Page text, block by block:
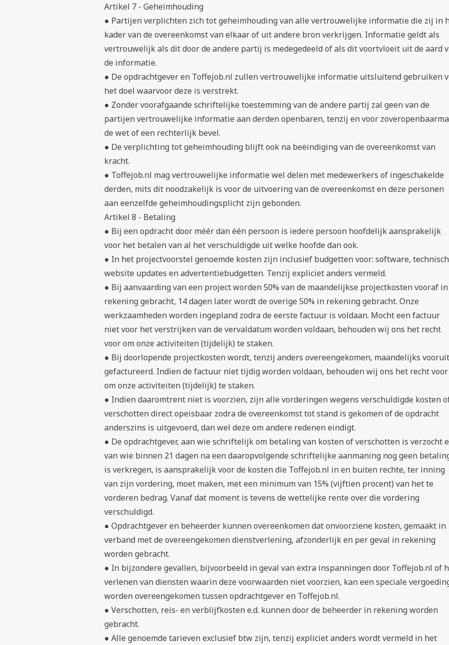
Artikel 7 - Geheimhouding
● Partijen verplichten zich tot geheimhouding van alle vertrouwelijke informatie die zij in
kader van de overeenkomst van elkaar of uit andere bron verkrijgen. Informatie geldt als
vertrouwelijk als dit door de andere partij is medegedeeld of als dit voortvloeit uit de aard
de informatie.
● De opdrachtgever en Toffejob.nl zullen vertrouwelijke informatie uitsluitend gebruiken
het doel waarvoor deze is verstrekt.
● Zonder voorafgaande schriftelijke toestemming van de andere partij zal geen van de
partijen vertrouwelijke informatie aan derden openbaren, tenzij en voor
de wet of een rechterlijk bevel.
● De verplichting tot geheimhouding blijft ook na beëindiging van de overeenkomst van
kracht.
● Toffejob.nl mag vertrouwelijke informatie wel delen met medewerkers of ingeschakelde
derden, mits dit noodzakelijk is voor de uitvoering van de overeenkomst en deze personen
aan eenzelfde geheimhoudingsplicht zijn gebonden.
Artikel 8 - Betaling
● Bij een opdracht door méér dan één persoon is iedere persoon hoofdelijk aansprakelijk
voor het betalen van al het verschuldigde uit welke hoofde dan ook.
● In het projectvoorstel genoemde kosten zijn inclusief budgetten voor: software,
website updates en advertentiebudgetten. Tenzij expliciet anders vermeld.
● Bij aanvaarding van een project worden 50% van de maandelijkse projectkosten vooraf in
rekening gebracht, 14 dagen later wordt de overige 50% in rekening gebracht. Onze
werkzaamheden worden ingepland zodra de eerste factuur is voldaan. Mocht een factuur
niet voor het verstrijken van de vervaldatum worden voldaan, behouden wij ons het recht
voor om onze activiteiten (tijdelijk) te staken.
● Bij doorlopende projectkosten wordt, tenzij anders overeengekomen, maandelijks vooruit
gefactureerd. Indien de factuur niet tijdig worden voldaan, behouden wij ons het recht voor
om onze activiteiten (tijdelijk) te staken.
● Indien daaromtrent niet is voorzien, zijn alle vorderingen wegens verschuldigde kosten
verschotten direct opeisbaar zodra de overeenkomst tot stand is gekomen of de opdracht
anderszins is uitgevoerd, dan wel deze om andere redenen eindigt.
● De opdrachtgever, aan wie schriftelijk om betaling van kosten of verschotten is verzocht
van wie binnen 21 dagen na een daaropvolgende schriftelijke aanmaning nog geen
is verkregen, is aansprakelijk voor de kosten die Toffejob.nl in en buiten rechte, ter inning
van zijn vordering, moet maken, met een minimum van 15% (vijftien procent) van het te
vorderen bedrag. Vanaf dat moment is tevens de wettelijke rente over die vordering
verschuldigd.
● Opdrachtgever en beheerder kunnen overeenkomen dat onvoorziene kosten, gemaakt in
verband met de overeengekomen dienstverlening, afzonderlijk en per geval in rekening
worden gebracht.
● In bijzondere gevallen, bijvoorbeeld in geval van extra inspanningen door Toffejob.nl of
verlenen van diensten waarin deze voorwaarden niet voorzien, kan een speciale
worden overeengekomen tussen opdrachtgever en Toffejob.nl.
● Verschotten, reis- en verblijfkosten e.d. kunnen door de beheerder in rekening worden
gebracht.
● Alle genoemde tarieven exclusief btw zijn, tenzij expliciet anders wordt vermeld in het